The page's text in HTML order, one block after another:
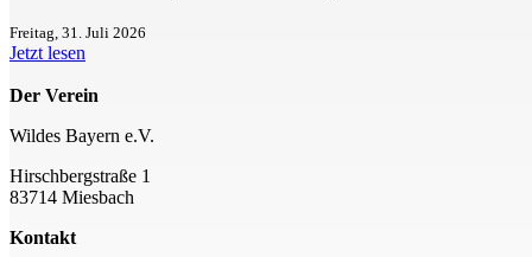
Freitag, 31. Juli 2026
Jetzt lesen
Der Verein
Wildes Bayern e.V.
Hirschbergstraße 1
83714 Miesbach
Kontakt